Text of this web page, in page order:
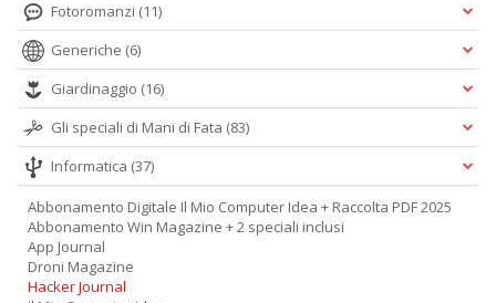
Fotoromanzi (11)
Generiche (6)
Giardinaggio (16)
Gli speciali di Mani di Fata (83)
Informatica (37)
Abbonamento Digitale Il Mio Computer Idea + Raccolta PDF 2025
Abbonamento Win Magazine + 2 speciali inclusi
App Journal
Droni Magazine
Hacker Journal